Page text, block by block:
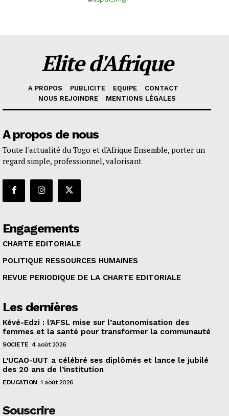
Elite d'Afrique
A PROPOS PUBLICITE EQUIPE
CONTACT
NOUS REJOINDRE
MENTIONS LÉGALES
A propos de nous
Toute l'actualité du Togo et d'Afrique Ensemble, porter un
regard simple, professionnel, valorisant
Engagements
CHARTE EDITORIALE
POLITIQUE RESSOURCES HUMAINES
REVUE PERIODIQUE DE LA CHARTE EDITORIALE
Les dernières
Kévé-Edzi : l’AFSL mise sur l’autonomisation des
femmes et la santé pour transformer la communauté
SOCIETE 4 août 2026
L’UCAO-UUT a célébré ses diplômés et lance le jubilé
des 20 ans de l’institution
EDUCATION 1 août 2026
Souscrire